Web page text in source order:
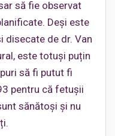
să fie observat
Deși este
disecate de dr. Van
este totuși puțin
să fi putut fi
pentru că fetușii
sănătoși și nu